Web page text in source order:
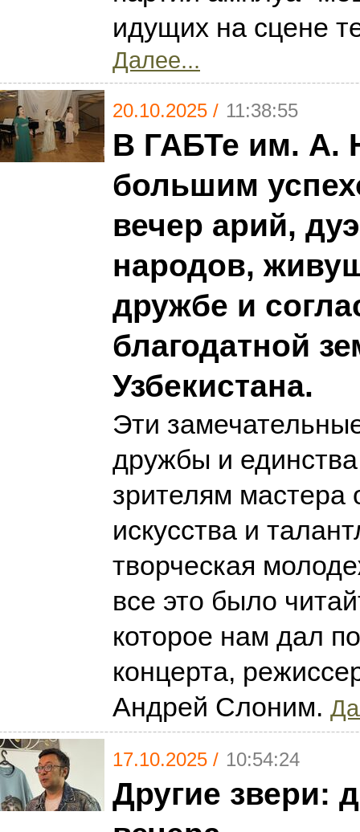
идущих на сцене
Далее...
20.10.2025 / 11:38:55
В ГАБТе им. А.
большим
вечер арий,
народов,
дружбе и
благодатной
Узбекистана.
Эти
дружбы и
зрителям мастера
искусства и
творческая
все это было
которое нам дал
концерта,
Андрей Слоним.
17.10.2025 / 10:54:24
Другие звери: